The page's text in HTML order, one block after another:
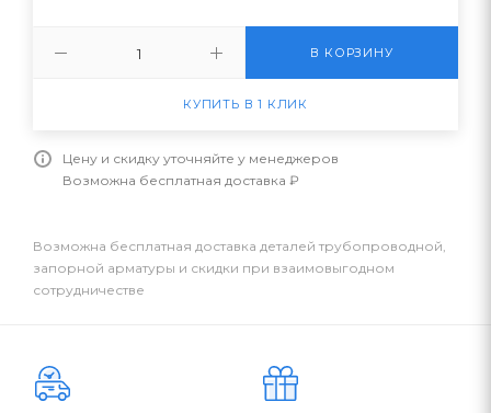
В КОРЗИНУ
КУПИТЬ В 1 КЛИК
Цену и скидку уточняйте у менеджеров
Возможна бесплатная доставка ₽
Возможна бесплатная доставка деталей трубопроводной,
запорной арматуры и скидки при взаимовыгодном
сотрудничестве